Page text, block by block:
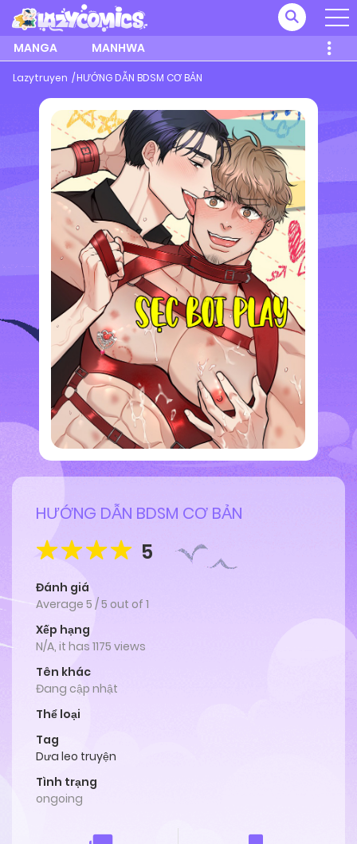
MANGA MANHWA
Lazytruyen HƯỚNG DẪN BDSM CƠ BẢN
HƯỚNG DẪN BDSM CƠ BẢN
5
Đánh giá
Average 5 /5 out of 1
Xếp hạng
N/A, it has 1175 views
Tên khác
Đang cập nhật
Thể loại
Tag
Dưa leo truyện
Tình trạng
ongoing